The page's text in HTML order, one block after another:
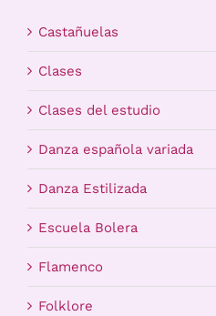
Carrito
Castañuelas
Clases
Clases del estudio
Danza española variada
Danza Estilizada
Escuela Bolera
Flamenco
Folklore